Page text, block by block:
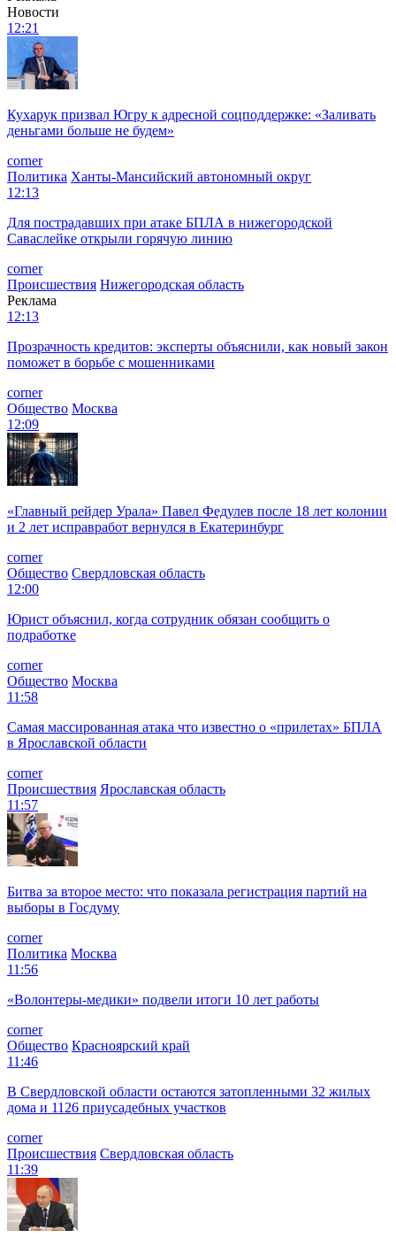
Новости
12:21
Кухарук призвал Югру к адресной соцподдержке: «Заливать
деньгами больше не будем»
corner
Политика Ханты-Мансийский автономный округ
12:13
Для пострадавших при атаке БПЛА в нижегородской
Саваслейке открыли горячую линию
corner
Происшествия Нижегородская область
Реклама
12:13
Прозрачность кредитов: эксперты объяснили, как новый закон
поможет в борьбе с мошенниками
corner
Общество Москва
12:09
«Главный рейдер Урала» Павел Федулев после 18 лет колонии
и 2 лет исправработ вернулся в Екатеринбург
corner
Общество Свердловская область
12:00
Юрист объяснил, когда сотрудник обязан сообщить о
подработке
corner
Общество Москва
11:58
Самая массированная атака что известно о «прилетах» БПЛА
в Ярославской области
corner
Происшествия Ярославская область
11:57
Битва за второе место: что показала регистрация партий на
выборы в Госдуму
corner
Политика Москва
11:56
«Волонтеры-медики» подвели итоги 10 лет работы
corner
Общество Красноярский край
11:46
В Свердловской области остаются затопленными 32 жилых
дома и 1126 приусадебных участков
corner
Происшествия Свердловская область
11:39